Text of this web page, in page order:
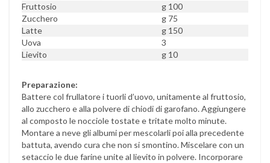
Fruttosio
g 100
Zucchero
g 75
Latte
g 150
Uova
3
Lievito
g 10
Preparazione:
Battere col frullatore i tuorli d’uovo, unitamente al fruttosio,
allo zucchero e alla polvere di chiodi di garofano. Aggiungere
al composto le nocciole tostate e tritate molto minute.
Montare a neve gli albumi per mescolarli poi alla precedente
battuta, avendo cura che non si smontino. Miscelare con un
setaccio le due farine unite al lievito in polvere. Incorporare